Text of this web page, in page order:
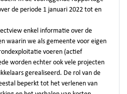
de periode 1 januari 2022 tot en
enkel informatie over de
waarin we als gemeente voor eigen
voeren (actief
worden echter ook vele projecten
gerealiseerd. De rol van de
beperkt tot het verlenen van